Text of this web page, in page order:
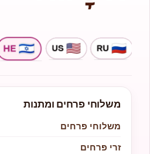
משלוחי פרחים ומתנות
משלוחי פרחים
זרי פרחים